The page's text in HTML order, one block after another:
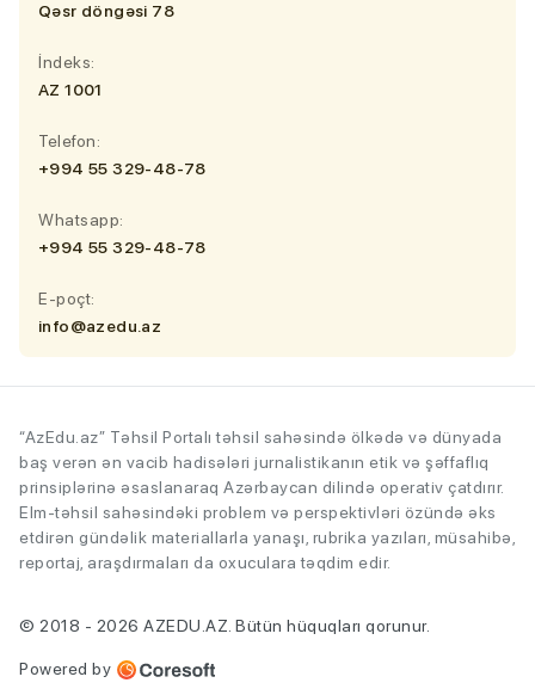
Qəsr döngəsi 78
İndeks:
AZ 1001
Telefon:
+994 55 329-48-78
Whatsapp:
+994 55 329-48-78
E-poçt:
info@azedu.az
“AzEdu.az” Təhsil Portalı təhsil sahəsində ölkədə və dünyada
baş verən ən vacib hadisələri jurnalistikanın etik və şəffaflıq
prinsiplərinə əsaslanaraq Azərbaycan dilində operativ çatdırır.
Elm-təhsil sahəsindəki problem və perspektivləri özündə əks
etdirən gündəlik materiallarla yanaşı, rubrika yazıları, müsahibə,
reportaj, araşdırmaları da oxuculara təqdim edir.
© 2018 - 2026 AZEDU.AZ. Bütün hüquqları qorunur.
Powered by